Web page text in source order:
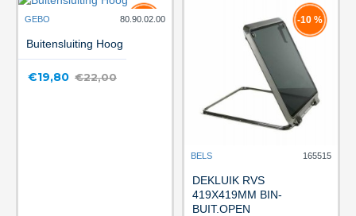
-10 %
GEBO 80.90.02.00
Buitensluiting Hoog
€19,80 €22,00
-10 %
BELS 165515
DEKLUIK RVS
419X419MM BIN-
BUIT.OPEN